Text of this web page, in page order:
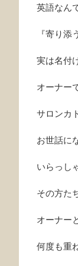
英語なん
『寄り添
実は名付
オーナー
サロンカ
お世話に
いらっし
その方た
オーナー
何度も重